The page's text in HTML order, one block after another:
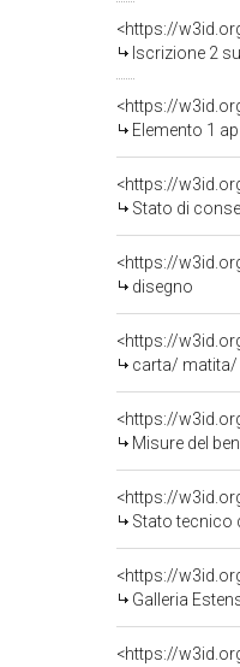
<https://
Iscrizione 2
<https://
Elemento 1
<https://
Stato di
<https://
disegno
<https://
carta/ matita/
<https://
Misure del
<https://
Stato tecnico
<https://
Galleria
<https://